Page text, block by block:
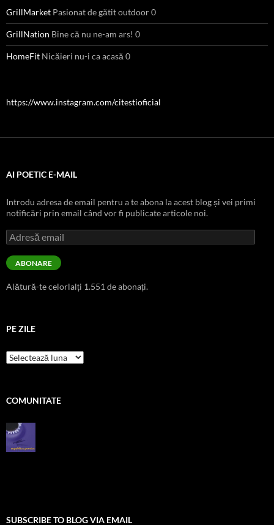
GrillMarket Pasionat de gătit outdoor 0
GrillNation Bine că nu ne-am ars! 0
HomeFit Nicăieri nu-i ca acasă 0
https://www.instagram.com/citestioficial
AI POETIC E-MAIL
Introdu adresa de email pentru a te abona la acest blog și vei primi
notificări prin email când vor fi publicate articole noi.
Adresă
email
ABONARE
Alătură-te celorlalți 1.551 de abonați.
PE ZILE
pe
zile
COMUNITATE
SUBSCRIBE TO BLOG VIA EMAIL